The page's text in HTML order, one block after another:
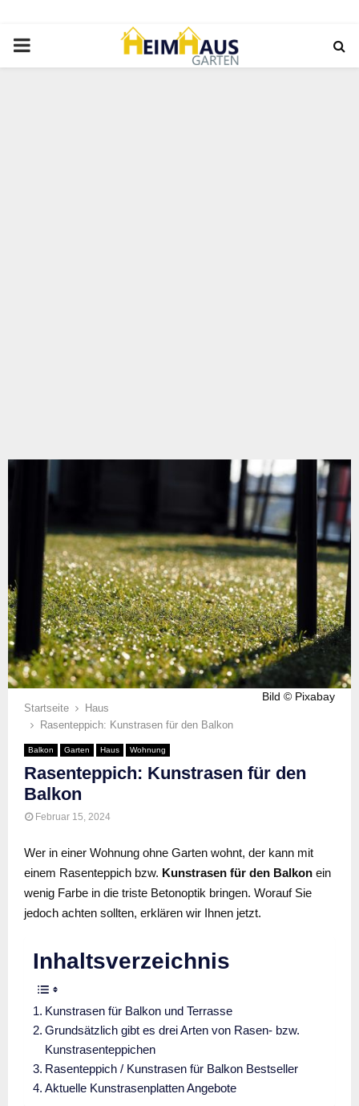
PRIMARY
Bild © Pixabay
Startseite
Haus
Rasenteppich: Kunstrasen für den Balkon
Balkon Garten Haus Wohnung
Rasenteppich: Kunstrasen für den
Balkon
Februar 15, 2024
Wer in einer Wohnung ohne Garten wohnt, der kann mit
einem Rasenteppich bzw. Kunstrasen für den Balkon ein
wenig Farbe in die triste Betonoptik bringen. Worauf Sie
jedoch achten sollten, erklären wir Ihnen jetzt.
Inhaltsverzeichnis
Kunstrasen für Balkon und Terrasse
Grundsätzlich gibt es drei Arten von Rasen- bzw.
Kunstrasenteppichen
Rasenteppich / Kunstrasen für Balkon Bestseller
Aktuelle Kunstrasenplatten Angebote